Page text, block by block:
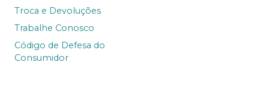
Troca e Devoluções
Trabalhe Conosco
Código de Defesa do
Consumidor